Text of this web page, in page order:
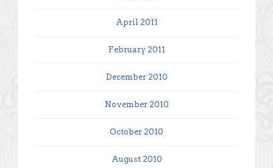
April 2011
February 2011
December 2010
November 2010
October 2010
August 2010